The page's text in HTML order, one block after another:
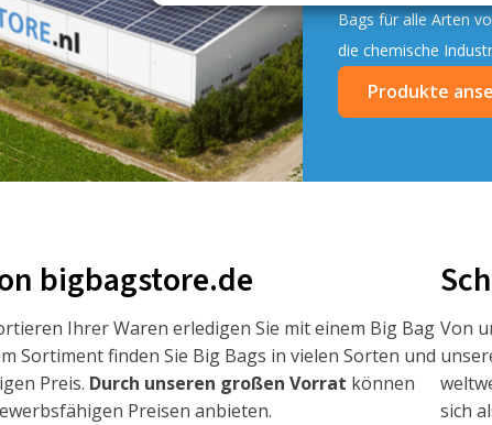
Bags für alle Arten
die chemische
Produkte
bigbagstore.de
Ihrer Waren erledigen Sie mit einem Big Bag
Sortiment finden Sie Big Bags in vielen Sorten und
Preis. Durch unseren großen Vorrat können
Preisen anbieten.
Von
sich